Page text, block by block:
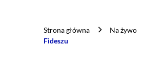
Strona główna Na żywo
Fideszu